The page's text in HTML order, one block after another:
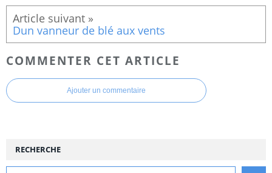
Dun vanneur de blé aux vents
COMMENTER CET ARTICLE
Ajouter un commentaire
RECHERCHE